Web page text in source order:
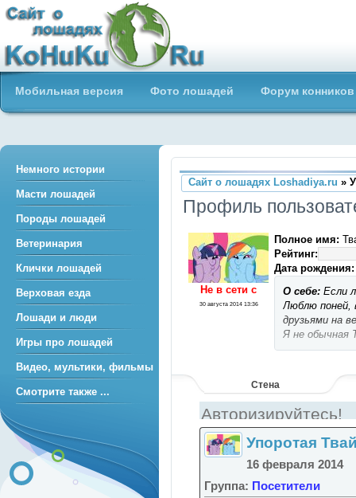
Сайт о лошадях loshadiya.ru
Приветствуем всех любителей
лошадей и конного спорта!
Мобильная версия Фото лошадей Форум конников
Сайт о лошадях Loshadiya.ru »
Профиль
Не в сети c
30 августа 2014 13:36
Полное имя:
Рейтинг:
Дата рождения:
О себе: Если
Люблю поней,
друзьями на
Я не обычная
Стена
Упоротая
16 февраля 2014
Группа: Посетители
Немного истории
Масти лошадей
Породы лошадей
Ветеринария
Клички лошадей
Верховая езда
Лошади и люди
Игры про лошадей
Видео, мультики, фильмы
Смотрите также ...